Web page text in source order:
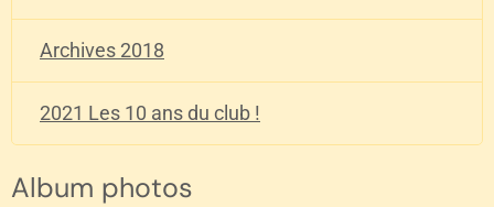
Archives 2018
2021 Les 10 ans du club !
Album photos